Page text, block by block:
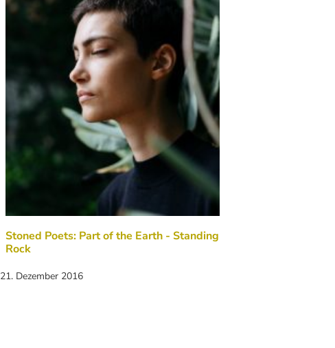
Stoned Poets: Part of the Earth - Standing
Rock
21. Dezember 2016